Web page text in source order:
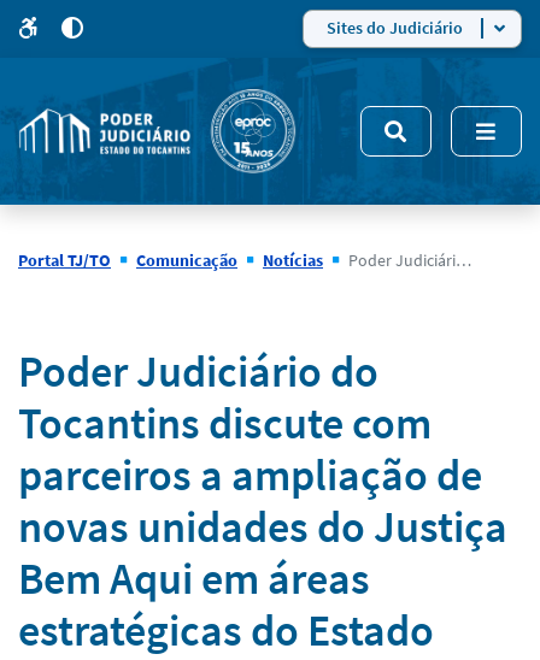
site
5
modo
de
alto
Sites do Judiciário
Portal TJ/TO Comunicação Notícias Poder Judiciário do Tocantins discute com parceiros a ampliação de novas unidades do Justiça Bem Aqui em áreas estratégicas do Estado
Notícias
Poder Judiciário do
Tocantins discute com
parceiros a ampliação de
novas unidades do Justiça
Bem Aqui em áreas
estratégicas do Estado